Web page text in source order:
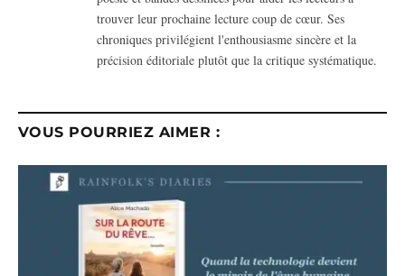
trouver leur prochaine lecture coup de cœur. Ses
chroniques privilégient l'enthousiasme sincère et la
précision éditoriale plutôt que la critique systématique.
VOUS POURRIEZ AIMER :